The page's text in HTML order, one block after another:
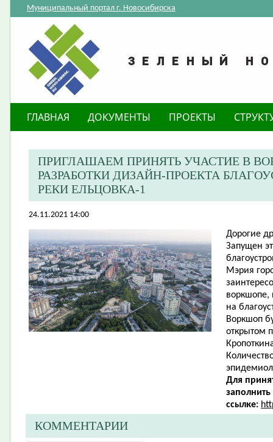
Муниципальный портал г. Новосибирска
ГЛАВНАЯ ДОКУМЕНТЫ ПРОЕКТЫ
ПРИГЛАШАЕМ ПРИНЯТЬ УЧАСТИЕ В
РАЗРАБОТКИ ДИЗАЙН-ПРОЕКТА
РЕКИ ЕЛЬЦОВКА-1
24.11.2021 14:00
Дорогие
Запущен
Мэрия
воркшопе,
на
Воркшоп
открытом
Для
ссылке:
КОММЕНТАРИИ